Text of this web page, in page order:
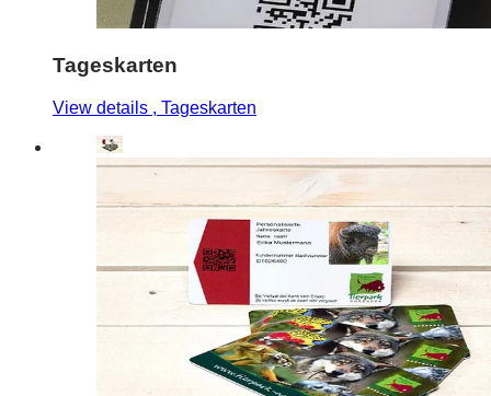
Tageskarten
View details , Tageskarten